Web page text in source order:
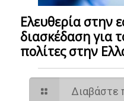
Ελευθερία στην
διασκέδαση για
πολίτες στην
Διαβάστε